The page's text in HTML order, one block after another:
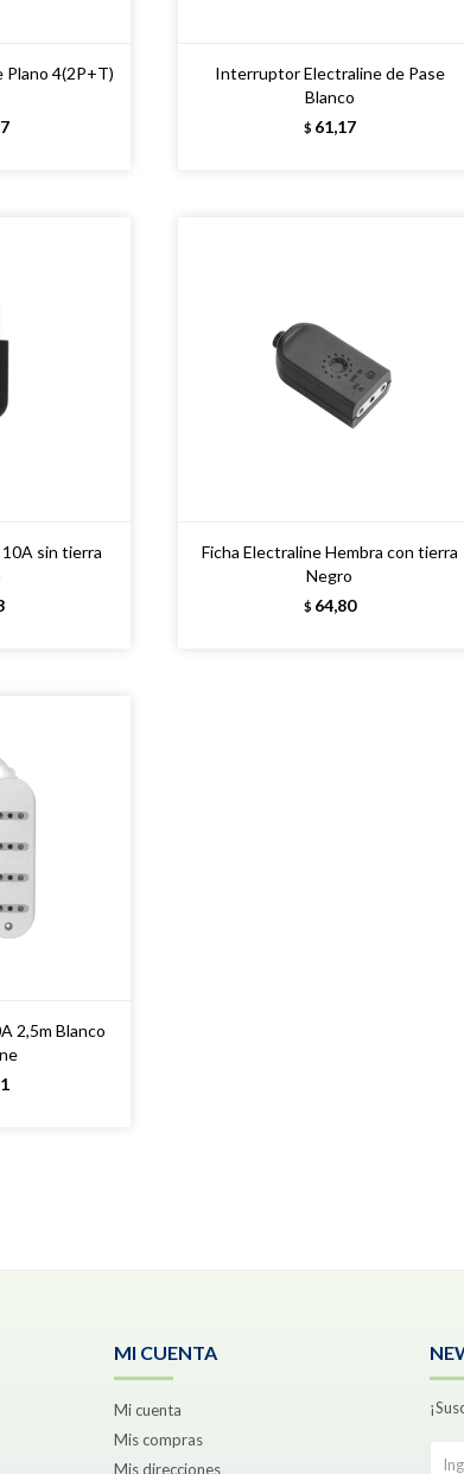
Plano 4(2P+T)
Interruptor Electraline de Pase
Blanco
$ 61,17
sin tierra
Ficha Electraline Hembra con tierra
Negro
$ 64,80
2,5m Blanco
MI CUENTA
Mi cuenta
Mis compras
Mis direcciones